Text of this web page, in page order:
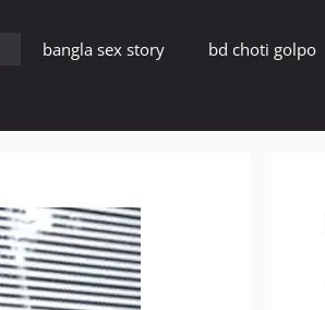
bangla sex story bd choti golpo